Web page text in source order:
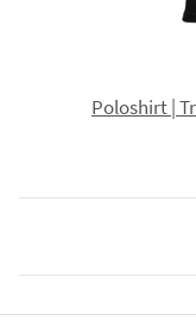
Poloshirt |